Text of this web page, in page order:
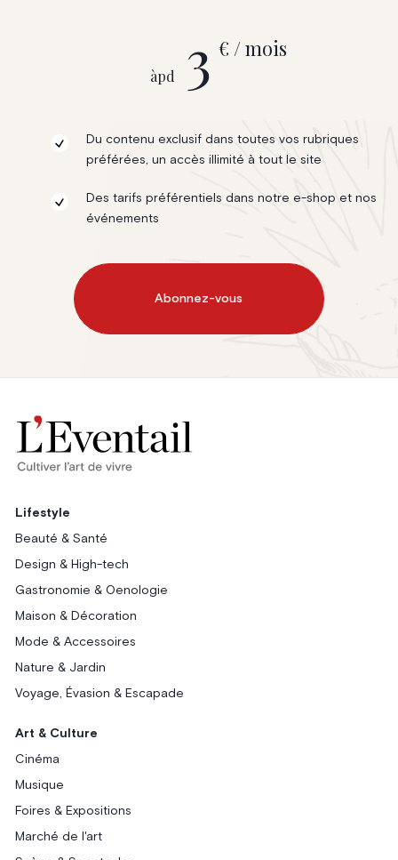
àpd 3 € / mois
Du contenu exclusif dans toutes vos rubriques
préférées, un accès illimité à tout le site
Des tarifs préférentiels dans notre e-shop et nos
événements
Abonnez-vous
Lifestyle
Beauté & Santé
Design & High-tech
Gastronomie & Oenologie
Maison & Décoration
Mode & Accessoires
Nature & Jardin
Voyage, Évasion & Escapade
Art & Culture
Cinéma
Musique
Foires & Expositions
Marché de l'art